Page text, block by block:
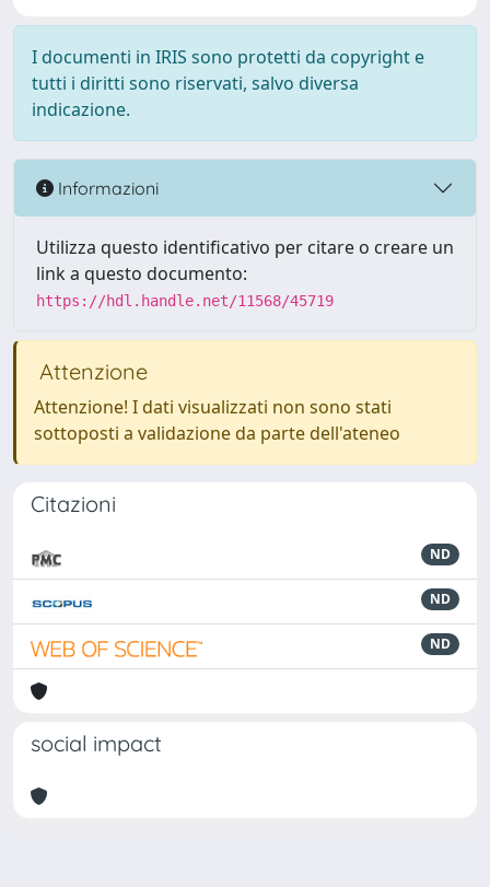
I documenti in IRIS sono protetti da copyright e
tutti i diritti sono riservati, salvo diversa
indicazione.
Informazioni
Utilizza questo identificativo per citare o creare un
link a questo documento:
https://hdl.handle.net/11568/45719
Attenzione
Attenzione! I dati visualizzati non sono stati
sottoposti a validazione da parte dell'ateneo
Citazioni
ND
ND
ND
social impact